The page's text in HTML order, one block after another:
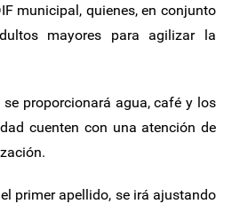
municipal, quienes, en conjunto
mayores para agilizar la
proporcionará agua, café y los
cuenten con una atención de
primer apellido, se irá ajustando